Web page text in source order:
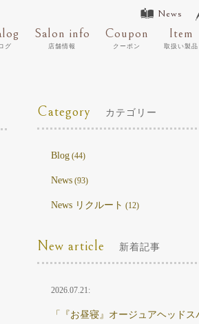
News
グ
Salon info
店舗情報
Coupon
クーポン
Item
取扱い製品
Category カテゴリー
Blog (44)
News (93)
News リクルート (12)
New article 新着記事
2026.07.21:
「『お昼寝』オージュアヘッドス